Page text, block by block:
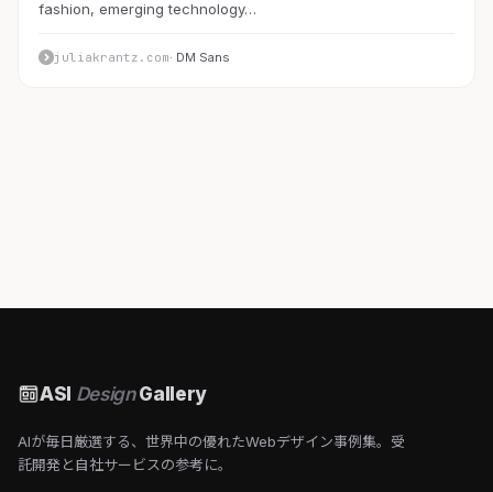
fashion, emerging technology…
juliakrantz.com· DM Sans
ASI DesignGallery
AIが毎日厳選する、世界中の優れたWebデザイン事例集。受
託開発と自社サービスの参考に。